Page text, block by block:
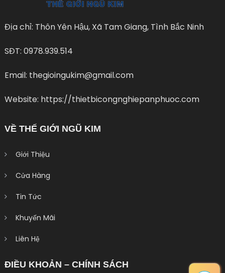
Địa chỉ: Thôn Yên Hậu, Xã Tam Giang, Tình Bắc Ninh
SĐT: 0978.939.514
Email: thegioingukim@gmail.com
Website: https://thietbicongnghiepanphuoc.com
VỀ THẾ GIỚI NGŨ KIM
Giới Thiệu
Cửa Hàng
Tin Tức
Khuyến Mãi
Liên Hệ
ĐIỀU KHOẢN – CHÍNH SÁCH